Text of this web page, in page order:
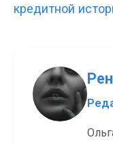
кредитной